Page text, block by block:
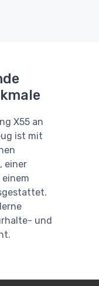
X55 an
ist mit
einer
und